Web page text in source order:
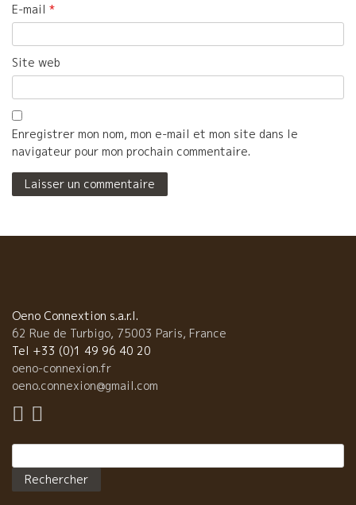
E-mail *
Site web
Enregistrer mon nom, mon e-mail et mon site dans le
navigateur pour mon prochain commentaire.
Oeno Connextion s.a.r.l.
62 Rue de Turbigo, 75003 Paris, France
Tel +33 (0)1 49 96 40 20
oeno-connexion.fr
oeno.connexion@gmail.com